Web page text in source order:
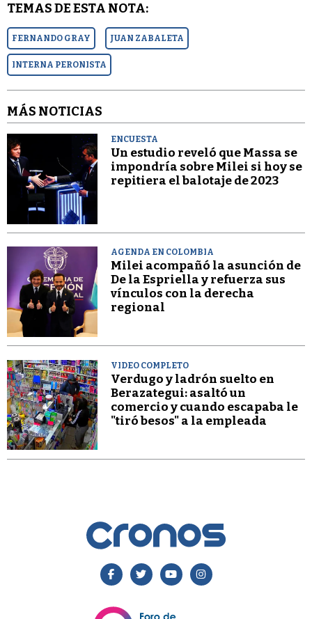
TEMAS DE ESTA NOTA:
FERNANDO GRAY JUAN ZABALETA
INTERNA PERONISTA
MÁS NOTICIAS
ENCUESTA
Un estudio reveló que Massa se
impondría sobre Milei si hoy se
repitiera el balotaje de 2023
AGENDA EN COLOMBIA
Milei acompañó la asunción de
De la Espriella y refuerza sus
vínculos con la derecha
regional
VIDEO COMPLETO
Verdugo y ladrón suelto en
Berazategui: asaltó un
comercio y cuando escapaba le
"tiró besos" a la empleada